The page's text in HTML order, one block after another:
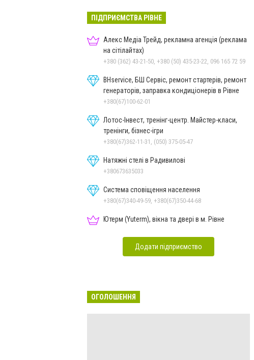
ПІДПРИЄМСТВА РІВНЕ
Алекс Медіа Трейд, рекламна агенція (реклама
на сітілайтах)
+380 (362) 43-21-50, +380 (50) 435-23-22, 096 165 72 59
BHservice, БШ Сервіс, ремонт стартерів, ремонт
генераторів, заправка кондиціонерів в Рівне
+380(67)100-62-01
Лотос-Інвест, тренінг-центр. Майстер-класи,
тренінги, бізнес-ігри
+380(67)362-11-31, (050) 375-05-47
Натяжні стелі в Радивилові
+380673635033
Система сповіщення населення
+380(67)340-49-59, +380(67)350-44-68
Ютерм (Yuterm), вікна та двері в м. Рівне
Додати підприємство
ОГОЛОШЕННЯ